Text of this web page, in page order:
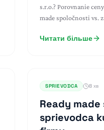
s.r.o.? Porovnanie
made spoločnosti vs.
Читати більше
SPRIEVODCA 8 хв
Ready
sprievodca